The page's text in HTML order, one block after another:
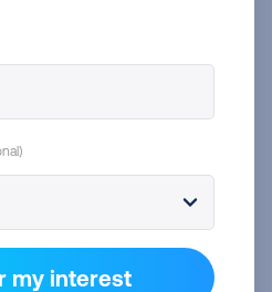
à expédiez plus
avec DHL Express
my interest